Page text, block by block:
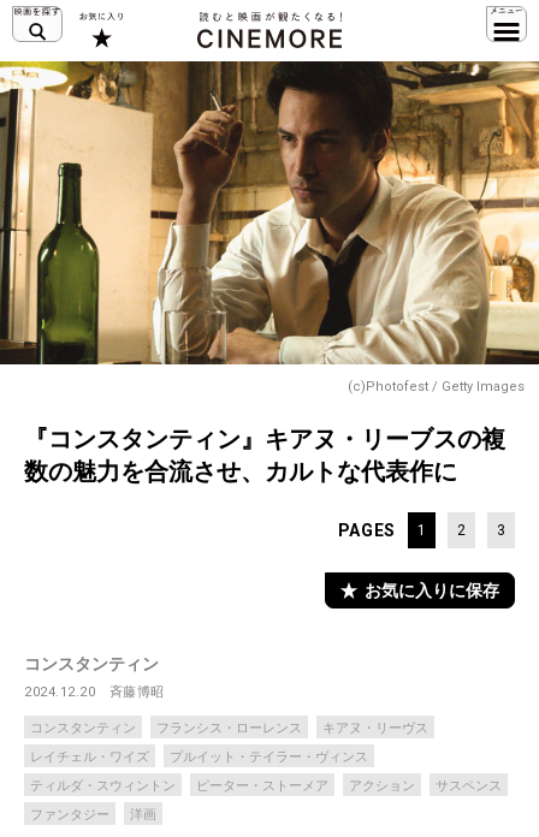
(c)Photofest / Getty Images
『コンスタンティン』キアヌ・リーブスの複
数の魅力を合流させ、カルトな代表作に
PAGES 1 2 3
お気に入りに保存
コンスタンティン
2024.12.20 斉藤博昭
コンスタンティン フランシス・ローレンス
キアヌ・リーヴス
レイチェル・ワイズ
プルイット・テイラー・ヴィンス
ティルダ・スウィントン
ピーター・ストーメア アクション
サスペンス
ファンタジー
洋画